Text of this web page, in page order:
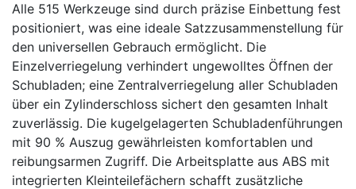
Alle 515 Werkzeuge sind durch präzise Einbettung fest
positioniert, was eine ideale Satzzusammenstellung für
den universellen Gebrauch ermöglicht. Die
Einzelverriegelung verhindert ungewolltes Öffnen der
Schubladen; eine Zentralverriegelung aller Schubladen
über ein Zylinderschloss sichert den gesamten Inhalt
zuverlässig. Die kugelgelagerten Schubladenführungen
mit 90 % Auszug gewährleisten komfortablen und
reibungsarmen Zugriff. Die Arbeitsplatte aus ABS mit
integrierten Kleinteilefächern schafft zusätzliche